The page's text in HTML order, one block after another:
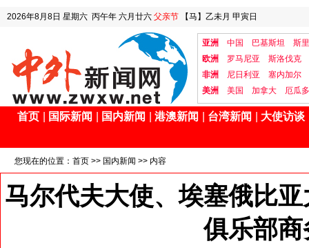
2026年8月8日 星期六 丙午年 六月廿六 父亲节 【马】乙未月 甲寅日
亚洲 中国 巴基斯坦
斯
欧洲
罗马尼亚
斯洛伐克
非洲
尼日利亚
塞内加尔
美洲
美国 加拿大 厄瓜
首页 国际新闻 国内新闻 港澳新闻 台湾新闻 大使访谈
您现在的位置： 首页 >> 国内新闻 >> 内容
马尔代夫大使、埃塞俄比
俱乐部